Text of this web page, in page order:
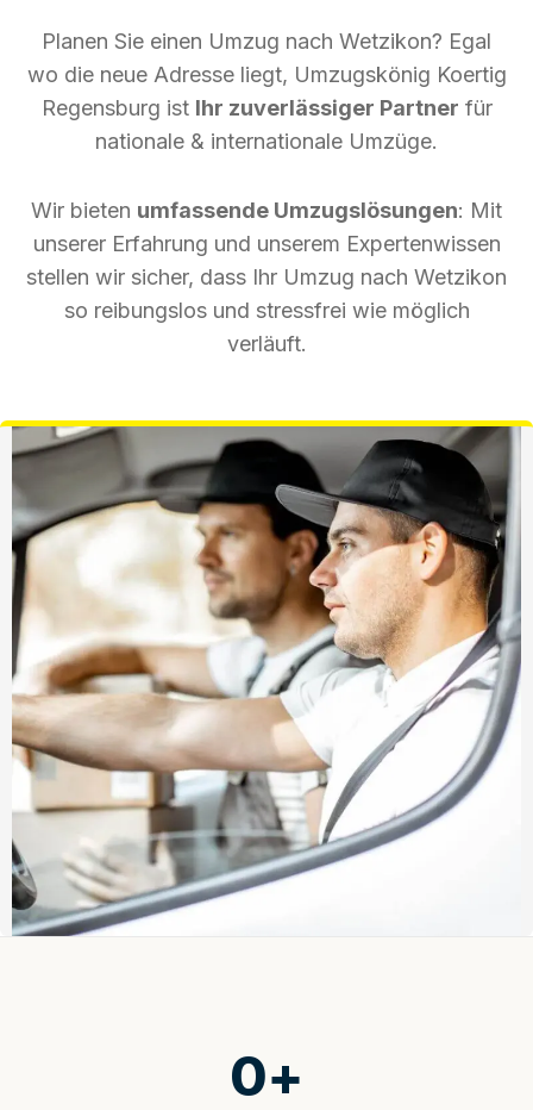
Planen Sie einen Umzug nach Wetzikon? Egal
wo die neue Adresse liegt, Umzugskönig Koertig
Regensburg ist Ihr zuverlässiger Partner für
nationale & internationale Umzüge.
Wir bieten umfassende Umzugslösungen: Mit
unserer Erfahrung und unserem Expertenwissen
stellen wir sicher, dass Ihr Umzug nach Wetzikon
so reibungslos und stressfrei wie möglich
verläuft.
0+